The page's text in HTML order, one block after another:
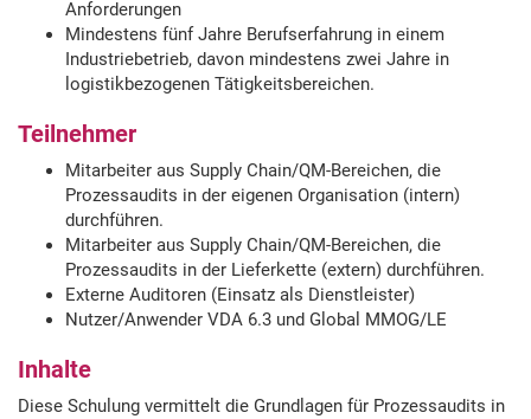
Anforderungen
Mindestens fünf Jahre Berufserfahrung in einem
Industriebetrieb, davon mindestens zwei Jahre in
logistikbezogenen Tätigkeitsbereichen.
Teilnehmer
Mitarbeiter aus Supply Chain/QM-Bereichen, die
Prozessaudits in der eigenen Organisation (intern)
durchführen.
Mitarbeiter aus Supply Chain/QM-Bereichen, die
Prozessaudits in der Lieferkette (extern) durchführen.
Externe Auditoren (Einsatz als Dienstleister)
Nutzer/Anwender VDA 6.3 und Global MMOG/LE
Inhalte
Diese Schulung vermittelt die Grundlagen für Prozessaudits in